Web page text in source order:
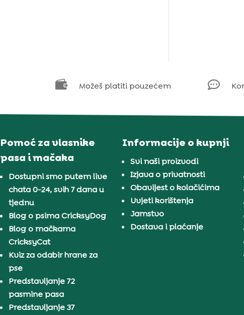
 Možeš platiti pouzećem 
Pomoć za vlasnike
pasa i mačaka
Dostupni smo putem live
chata 0-24, svih 7 dana u
tjednu
Blog o psima CricksyDog
Blog o mačkama
CricksyCat
Kviz za odabir hrane za
pse
Predstavljanje 72
pasmine pasa
Predstavljanje 37
Informacije o kupnji
Svi naši proizvodi
Izjava o privatnosti
Obavijest o kolačićima
Uvjeti korištenja
Jamstvo
Dostava i plaćanje